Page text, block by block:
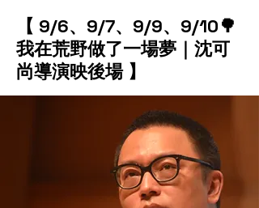
【 9/6、9/7、9/9、9/10🌳
我在荒野做了一場夢｜沈可
尚導演映後場 】